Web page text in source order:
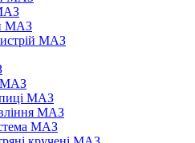
МАЗ
МАЗ
МАЗ
МАЗ
МАЗ
МАЗ